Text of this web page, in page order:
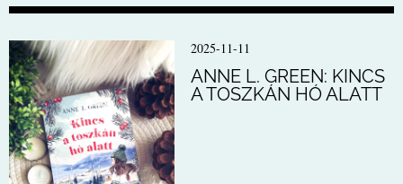
2025-11-11
ANNE L. GREEN: KINCS
A TOSZKÁN HÓ ALATT